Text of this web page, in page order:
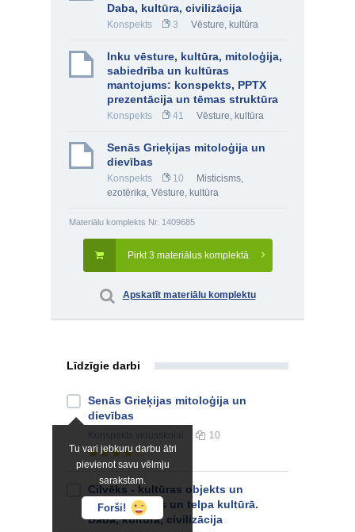
Daba, kultūra, civilizācija
Konspekts 3 Vēsture, kultūra
Inku vēsture, kultūra, mitoloģija,
sabiedrība un kultūras
mantojums: konspekts, PPTX
prezentācija un tēmas struktūra
Konspekts 41 Vēsture, kultūra
Senās Grieķijas mitoloģija un
dievības
Konspekts 10
Misticisms,
ezotērika, Vēsture, kultūra
Materiālu komplekts Nr. 1409685
Pirkt 3 materiālus komplektā
Apskatīt materiālu komplektu
Līdzīgie darbi
Tu vari jebkuru darbu ātri
pievienot savu vēlmju
sarakstam.
Forši!
Senās Grieķijas mitoloģija un
dievības
10
Cilvēks - kultūras objekts un
subjekts, laiks un telpa kultūrā.
Daba, kultūra, civilizācija